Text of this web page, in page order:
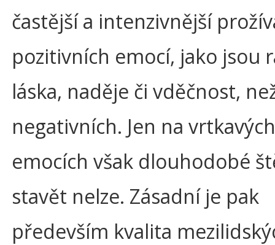
častější a intenzivnější
pozitivních emocí, jako jsou
láska, naděje či vděčnost,
negativních. Jen na vrtkavých
emocích však dlouhodobé
stavět nelze. Zásadní je pak
především kvalita